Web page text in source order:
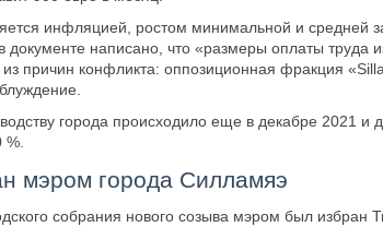
инфляцией, ростом минимальной и средней
написано, что «размеры оплаты труда
причин конфликта: оппозиционная фракция
города происходило еще в декабре 2021 и
мэром города Силламяэ
собрания нового созыва мэром был избран